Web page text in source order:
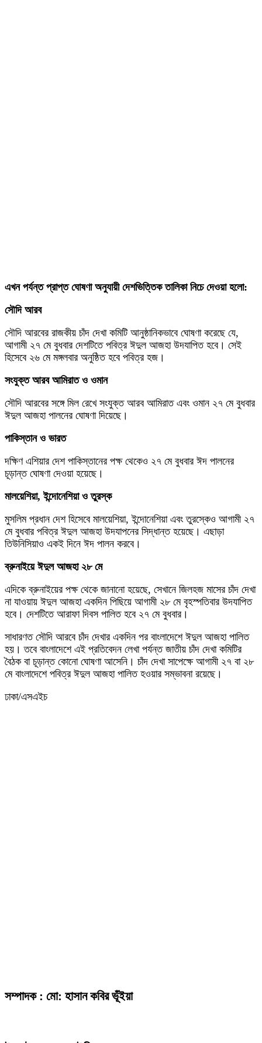
এখন পর্যন্ত প্রাপ্ত ঘোষণা অনুযায়ী দেশভিত্তিক তালিকা নিচে দেওয়া হলো:
সৌদি আরব
সৌদি আরবের রাজকীয় চাঁদ দেখা কমিটি আনুষ্ঠানিকভাবে ঘোষণা করেছে যে,
আগামী ২৭ মে বুধবার দেশটিতে পবিত্র ঈদুল আজহা উদযাপিত হবে। সেই
হিসেবে ২৬ মে মঙ্গলবার অনুষ্ঠিত হবে পবিত্র হজ।
সংযুক্ত আরব আমিরাত ও ওমান
সৌদি আরবের সঙ্গে মিল রেখে সংযুক্ত আরব আমিরাত এবং ওমান ২৭ মে বুধবার
ঈদুল আজহা পালনের ঘোষণা দিয়েছে।
পাকিস্তান ও ভারত
দক্ষিণ এশিয়ার দেশ পাকিস্তানের পক্ষ থেকেও ২৭ মে বুধবার ঈদ পালনের
চূড়ান্ত ঘোষণা দেওয়া হয়েছে।
মালয়েশিয়া, ইন্দোনেশিয়া ও তুরস্ক
মুসলিম প্রধান দেশ হিসেবে মালয়েশিয়া, ইন্দোনেশিয়া এবং তুরস্কেও আগামী ২৭
মে বুধবার পবিত্র ঈদুল আজহা উদযাপনের সিদ্ধান্ত হয়েছে। এছাড়া
তিউনিসিয়াও একই দিনে ঈদ পালন করবে।
ব্রুনাইয়ে ঈদুল আজহা ২৮ মে
এদিকে ব্রুনাইয়ের পক্ষ থেকে জানানো হয়েছে, সেখানে জিলহজ মাসের চাঁদ দেখা
না যাওয়ায় ঈদুল আজহা একদিন পিছিয়ে আগামী ২৮ মে বৃহস্পতিবার উদযাপিত
হবে। দেশটিতে আরাফা দিবস পালিত হবে ২৭ মে বুধবার।
সাধারণত সৌদি আরবে চাঁদ দেখার একদিন পর বাংলাদেশে ঈদুল আজহা পালিত
হয়। তবে বাংলাদেশে এই প্রতিবেদন লেখা পর্যন্ত জাতীয় চাঁদ দেখা কমিটির
বৈঠক বা চূড়ান্ত কোনো ঘোষণা আসেনি। চাঁদ দেখা সাপেক্ষে আগামী ২৭ বা ২৮
মে বাংলাদেশে পবিত্র ঈদুল আজহা পালিত হওয়ার সম্ভাবনা রয়েছে।
ঢাকা/এসএইচ
সম্পাদক : মো: হাসান কবির ভূঁইয়া